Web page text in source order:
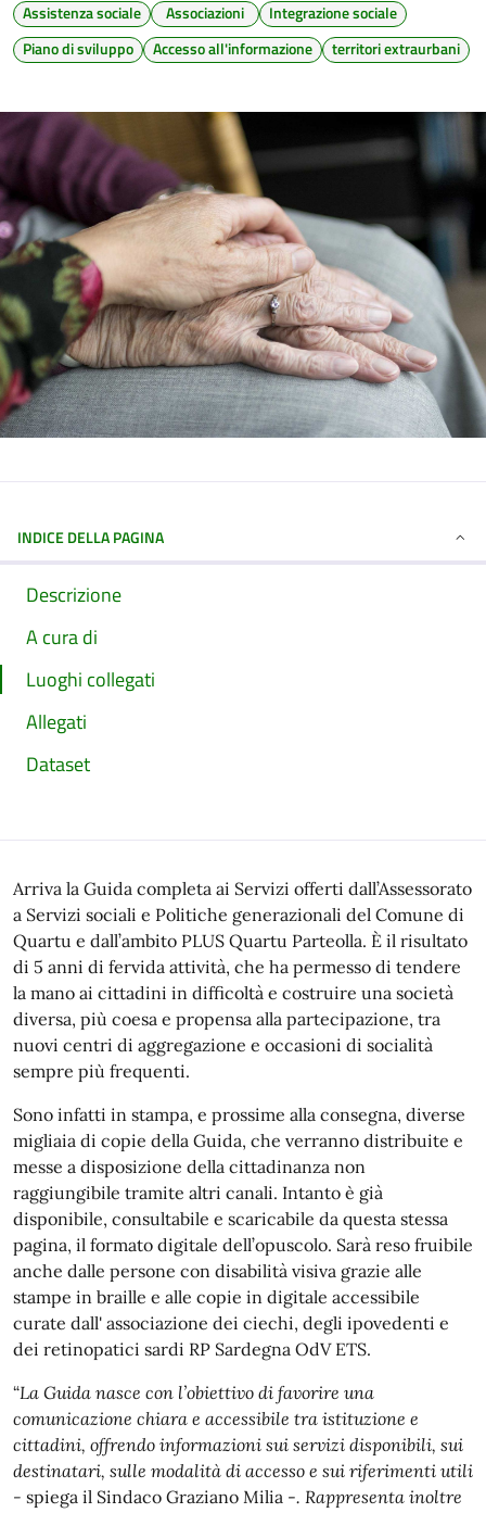
Assistenza sociale
Associazioni
Integrazione sociale
Piano di sviluppo
Accesso all'informazione territori extraurbani
INDICE DELLA PAGINA
Descrizione
A cura di
Luoghi collegati
Allegati
Dataset
Arriva la Guida completa ai Servizi offerti dall’Assessorato
a Servizi sociali e Politiche generazionali del Comune di
Quartu e dall’ambito PLUS Quartu Parteolla. È il risultato
di 5 anni di fervida attività, che ha permesso di tendere
la mano ai cittadini in difficoltà e costruire una società
diversa, più coesa e propensa alla partecipazione, tra
nuovi centri di aggregazione e occasioni di socialità
sempre più frequenti.
Sono infatti in stampa, e prossime alla consegna, diverse
migliaia di copie della Guida, che verranno distribuite e
messe a disposizione della cittadinanza non
raggiungibile tramite altri canali. Intanto è già
disponibile, consultabile e scaricabile da questa stessa
pagina, il formato digitale dell’opuscolo. Sarà reso fruibile
anche dalle persone con disabilità visiva grazie alle
stampe in braille e alle copie in digitale accessibile
curate dall' associazione dei ciechi, degli ipovedenti e
dei retinopatici sardi RP Sardegna OdV ETS.
“La Guida nasce con l’obiettivo di favorire una
comunicazione chiara e accessibile tra istituzione e
cittadini, offrendo informazioni sui servizi disponibili, sui
destinatari, sulle modalità di accesso e sui riferimenti utili
- spiega il Sindaco Graziano Milia -. Rappresenta inoltre